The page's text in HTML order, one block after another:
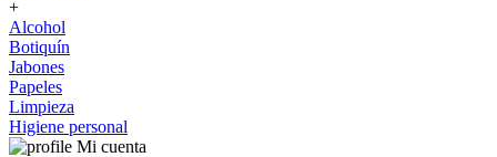
+
Alcohol
Botiquín
Jabones
Papeles
Limpieza
Higiene personal
Mi cuenta